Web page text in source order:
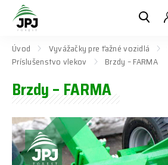
Úvod Vyvážačky pre ťažné vozidlá
Príslušenstvo vlekov
Brzdy – FARMA
Brzdy – FARMA